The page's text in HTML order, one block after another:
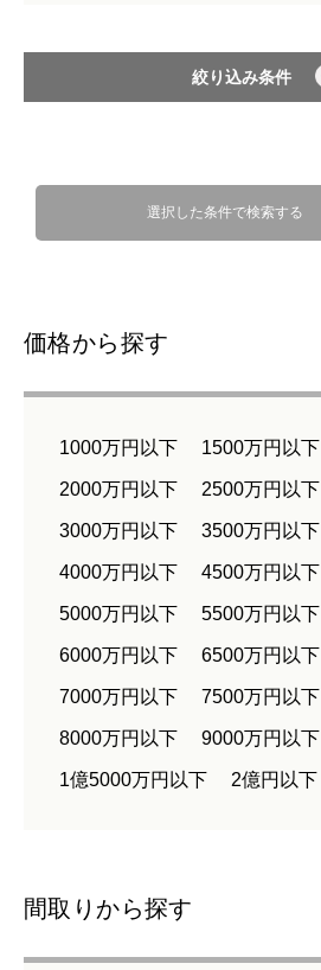
絞り込み条件
選択した条件で検索する
価格から探す
1000万円以下 1500万円以下
2000万円以下 2500万円以下
3000万円以下 3500万円以下
4000万円以下 4500万円以下
5000万円以下 5500万円以下
6000万円以下 6500万円以下
7000万円以下 7500万円以下
8000万円以下 9000万円以下
1億5000万円以下 2億円以下
間取りから探す